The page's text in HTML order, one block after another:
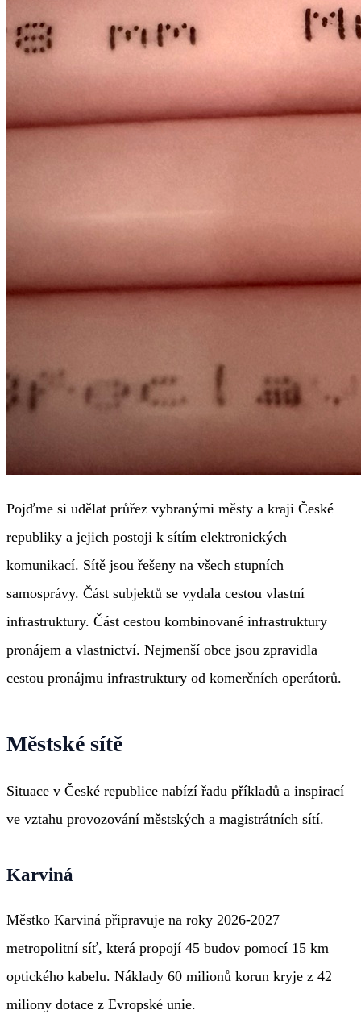
Pojďme si udělat průřez vybranými městy a kraji České
republiky a jejich postoji k sítím elektronických
komunikací. Sítě jsou řešeny na všech stupních
samosprávy. Část subjektů se vydala cestou vlastní
infrastruktury. Část cestou kombinované infrastruktury
pronájem a vlastnictví. Nejmenší obce jsou zpravidla
cestou pronájmu infrastruktury od komerčních operátorů.
Městské sítě
Situace v České republice nabízí řadu příkladů a inspirací
ve vztahu provozování městských a magistrátních sítí.
Karviná
Městko Karviná připravuje na roky 2026-2027
metropolitní síť, která propojí 45 budov pomocí 15 km
optického kabelu. Náklady 60 milionů korun kryje z 42
miliony dotace z Evropské unie.